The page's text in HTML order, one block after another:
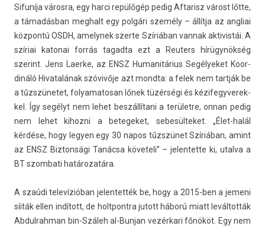
Sifuníja városra, egy harci repülőgép pedig Af­tarisz várost lőtte,
a támadásban meg­halt egy polgári személy – állítja az an­gliai
központú OSDH, amelynek szer­te Szíriában van­nak ak­tivis­tái. A
szíriai katonai forrás tagad­ta ezt a Re­ut­ers hírügynökség
szerint. Jens Laer­ke, az ENSZ Humanitárius Segélyeket Koor­
dináló Hivatalának szóvivője azt mondta: a felek nem tartják be
a tűzszünetet, folyamatosan lőnek tüzérségi és kézifegyverek­
kel. Így segélyt nem lehet beszállítani a területre, onnan pedig
nem lehet kihoz­ni a bet­egeket, sebesül­teket. „Élet-halál
kérdése, hogy legy­en egy 30 napos tűzszünet Szíriában, amint
az ENSZ Bi­zton­sági Tanácsa követeli” – jelen­tette ki, utal­va a
BT szom­bati határozatára.
A szaúdi televízióban jelen­tették be, hogy a 2015-ben a jemeni
síiták ellen indított, de holtpontra jutott háború miatt leváltották
Ab­dul­rahman bin-Száleh al-Bunjan vezérkari főnököt. Egy nem